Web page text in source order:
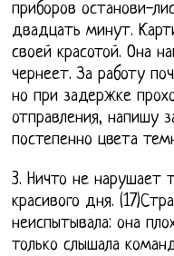
приборов останови-
двадцать минут.
своей красотой. Она
чернеет. За работу
но при задержке
отправления, напишу
постепенно цвета
3. Ничто не нарушает
красивого дня.
неиспытывала: она
только слышала